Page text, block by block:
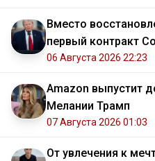
Вместо
первый контракт
06 Августа 2026 22:23
Amazon выпустит
Мелании Трамп
07 Августа 2026 01:03
От увлечения к